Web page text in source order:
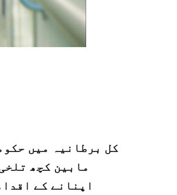
کل برطانیہ میں
مابین کچھ
اپنانے کے